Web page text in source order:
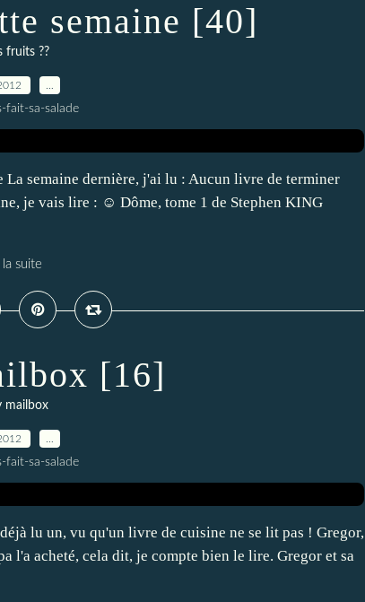
semaine [40]
fruits ??
fait-sa-salade
semaine dernière, j'ai lu : Aucun livre de terminer
je vais lire : ☺ Dôme, tome 1 de Stephen KING
la suite
[16]
mailbox
fait-sa-salade
lu un, vu qu'un livre de cuisine ne se lit pas ! Gregor,
l'a acheté, cela dit, je compte bien le lire. Gregor et sa